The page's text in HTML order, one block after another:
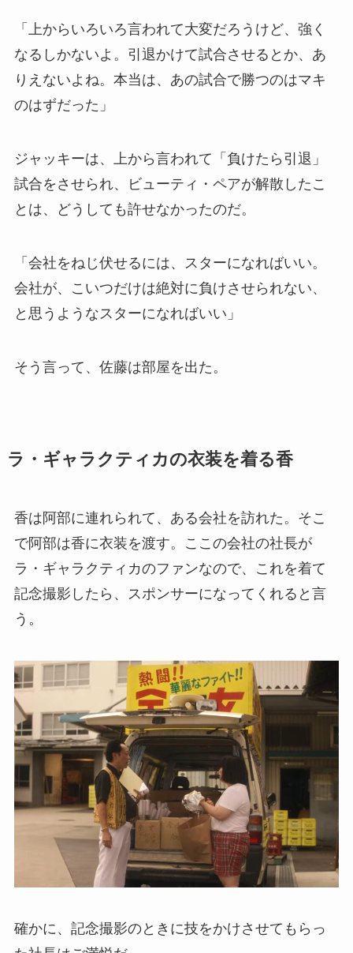
「上からいろいろ言われて大変だろうけど、強く
なるしかないよ。引退かけて試合させるとか、あ
りえないよね。本当は、あの試合で勝つのはマキ
のはずだった」
ジャッキーは、上から言われて「負けたら引退」
試合をさせられ、ビューティ・ペアが解散したこ
とは、どうしても許せなかったのだ。
「会社をねじ伏せるには、スターになればいい。
会社が、こいつだけは絶対に負けさせられない、
と思うようなスターになればいい」
そう言って、佐藤は部屋を出た。
ラ・ギャラクティカの衣装を着る香
香は阿部に連れられて、ある会社を訪れた。そこ
で阿部は香に衣装を渡す。ここの会社の社長が
ラ・ギャラクティカのファンなので、これを着て
記念撮影したら、スポンサーになってくれると言
う。
確かに、記念撮影のときに技をかけさせてもらっ